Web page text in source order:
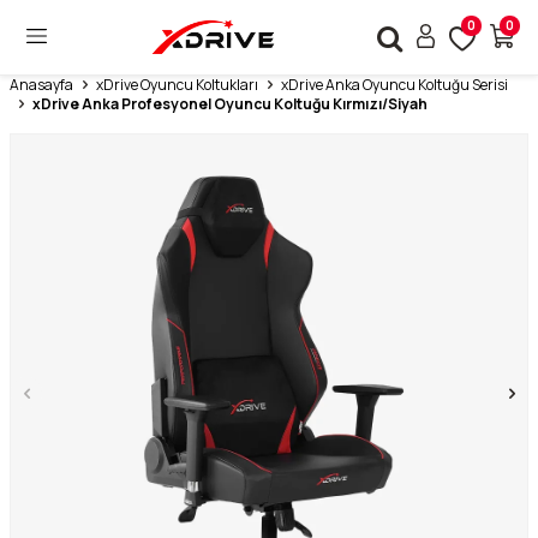
0 0
Anasayfa xDrive Oyuncu Koltukları
xDrive Anka Oyuncu Koltuğu Serisi
xDrive Anka Profesyonel Oyuncu Koltuğu Kırmızı/Siyah